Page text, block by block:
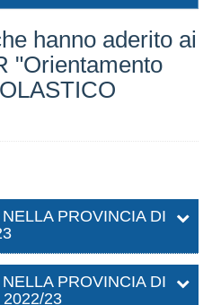
hanno aderito ai
"Orientamento
PROVINCIA DI
PROVINCIA DI
2022/23